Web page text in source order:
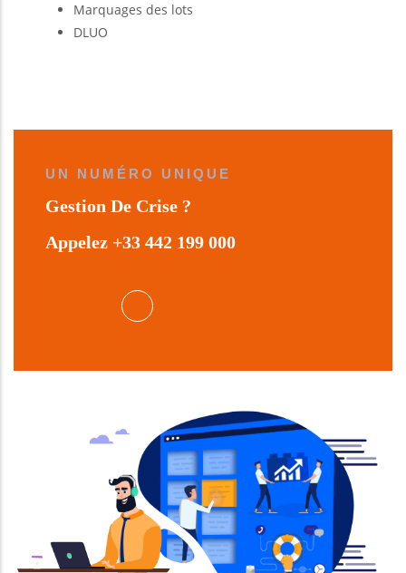
Marquages des lots
DLUO
UN NUMÉRO UNIQUE
Gestion De Crise ?
Appelez +33 442 199 000